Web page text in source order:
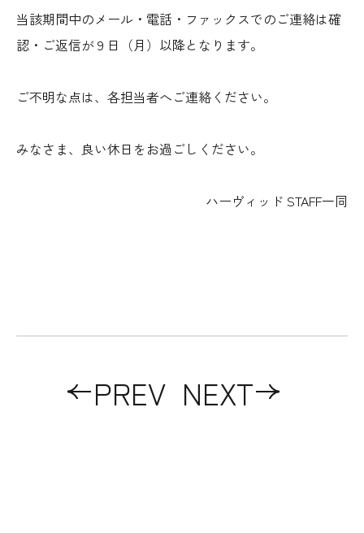
当該期間中のメール・電話・ファックスでのご連絡は確
認・ご返信が９日（月）以降となります。
ご不明な点は、各担当者へご連絡ください。
みなさま、良い休日をお過ごしください。
ハーヴィッド STAFF一同
PREV NEXT